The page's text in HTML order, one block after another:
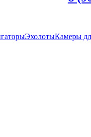
ЭхолотыКамеры